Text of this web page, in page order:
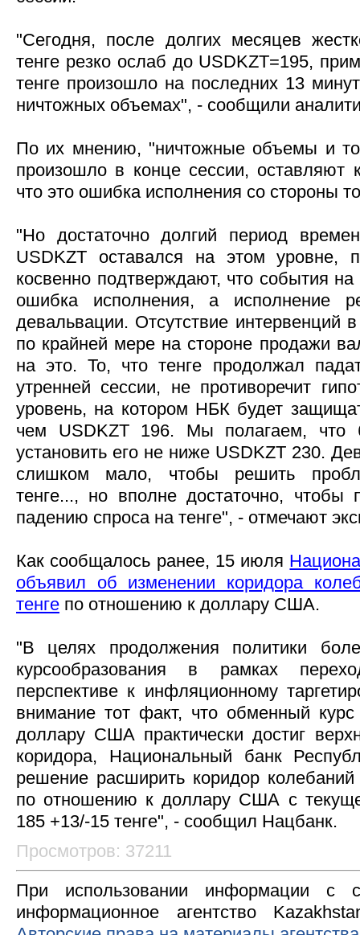
"Сегодня, после долгих месяцев
тенге резко ослаб до USDKZT=195,
тенге произошло на последних 13
ничтожных объемах", - сообщили
По их мнению, "ничтожные объемы и
произошло в конце сессии,
что это ошибка исполнения со стороны
"Но достаточно долгий период
USDKZT оставался на этом уровне,
косвенно подтверждают, что события на
ошибка исполнения, а исполнение
девальвации. Отсутствие интервенций
по крайней мере на стороне продажи
на это. То, что тенге продолжал
утренней сессии, не противоречит
уровень, на котором НБК будет
чем USDKZT 196. Мы полагаем, что
установить его не ниже USDKZT 230.
слишком мало, чтобы решить
тенге..., но вполне достаточно, чтобы
падению спроса на тенге", - отмечают
Как сообщалось ранее, 15 июля
объявил об изменении коридора
тенге по отношению к доллару США.
"В целях продолжения политики
курсообразования в рамках
перспективе к инфляционному
внимание тот факт, что обменный
доллару США практически достиг
коридора, Национальный банк
решение расширить коридор колебаний
по отношению к доллару США с
185 +13/-15 тенге", - сообщил Нацбанк.
Просмотров: 37211
При использовании информации с
информационное агентство